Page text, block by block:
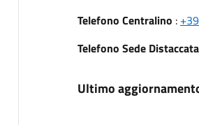
Telefono Centralino :
Telefono Sede Distaccata
Ultimo